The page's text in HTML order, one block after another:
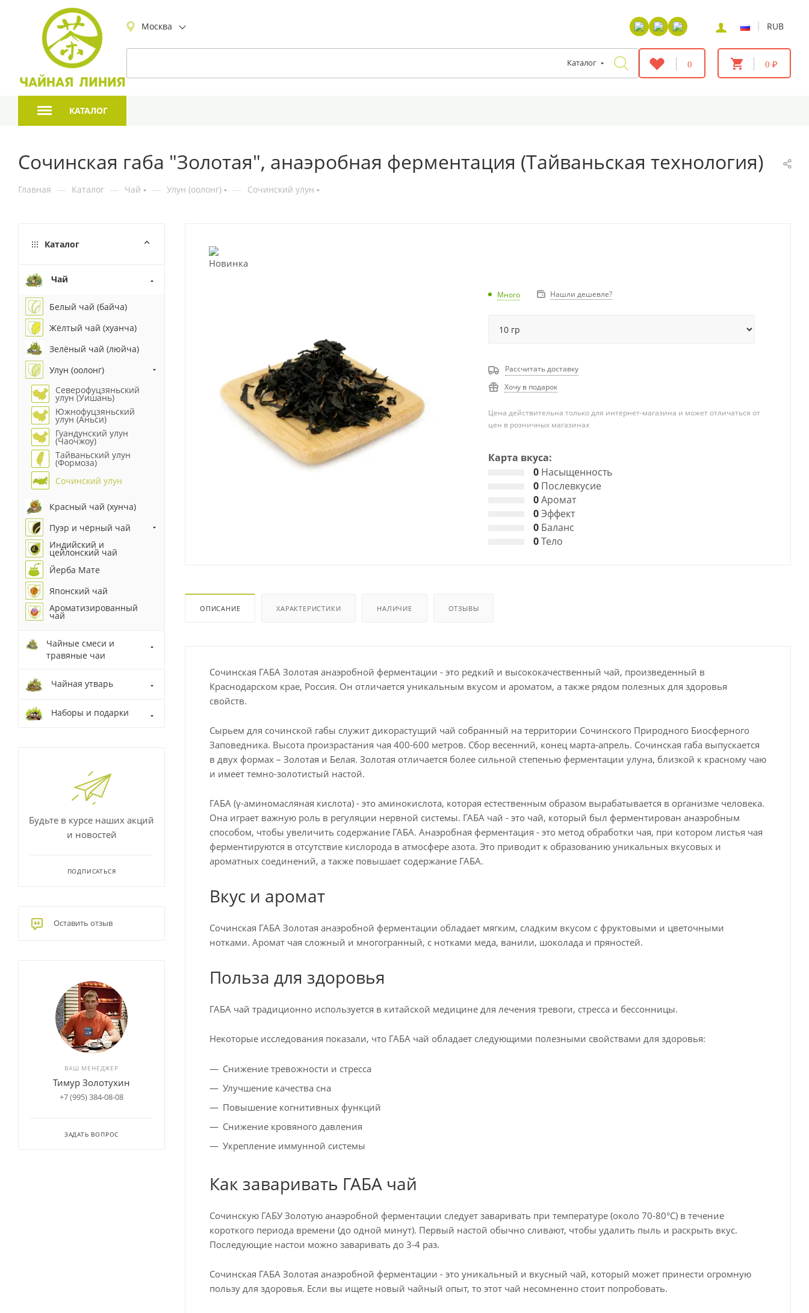
Москва | RUB
Каталог 0 0 ₽
КАТАЛОГ
Сочинская габа "Золотая", анаэробная ферментация (Тайваньская технология)
Главная — Каталог — Чай — Улун (оолонг) — Сочинский улун
Много Нашли дешевле?
Рассчитать доставку
Хочу в подарок
Цена действительна только для интернет-магазина и может отличаться от
цен в розничных магазинах
Карта вкуса:
0Насыщенность
0Послевкусие
0Аромат
0Эффект
0Баланс
0Тело
ОПИСАНИЕ ХАРАКТЕРИСТИКИ НАЛИЧИЕ ОТЗЫВЫ
Сочинская ГАБА Золотая анаэробной ферментации - это редкий и высококачественный чай, произведенный в
Краснодарском крае, Россия. Он отличается уникальным вкусом и ароматом, а также рядом полезных для здоровья
свойств.
Сырьем для сочинской габы служит дикорастущий чай собранный на территории Сочинского Природного Биосферного
Заповедника. Высота произрастания чая 400-600 метров. Сбор весенний, конец марта-апрель. Сочинская габа выпускается
в двух формах – Золотая и Белая. Золотая отличается более сильной степенью ферментации улуна, близкой к красному чаю
и имеет темно-золотистый настой.
ГАБА (γ-аминомасляная кислота) - это аминокислота, которая естественным образом вырабатывается в организме человека.
Она играет важную роль в регуляции нервной системы. ГАБА чай - это чай, который был ферментирован анаэробным
способом, чтобы увеличить содержание ГАБА. Анаэробная ферментация - это метод обработки чая, при котором листья чая
ферментируются в отсутствие кислорода в атмосфере азота. Это приводит к образованию уникальных вкусовых и
ароматных соединений, а также повышает содержание ГАБА.
Вкус и аромат
Сочинская ГАБА Золотая анаэробной ферментации обладает мягким, сладким вкусом с фруктовыми и цветочными
нотками. Аромат чая сложный и многогранный, с нотками меда, ванили, шоколада и пряностей.
Польза для здоровья
ГАБА чай традиционно используется в китайской медицине для лечения тревоги, стресса и бессонницы.
Некоторые исследования показали, что ГАБА чай обладает следующими полезными свойствами для здоровья:
Снижение тревожности и стресса
Улучшение качества сна
Повышение когнитивных функций
Снижение кровяного давления
Укрепление иммунной системы
Как заваривать ГАБА чай
Сочинскую ГАБУ Золотую анаэробной ферментации следует заваривать при температуре (около 70-80°C) в течение
короткого периода времени (до одной минут). Первый настой обычно сливают, чтобы удалить пыль и раскрыть вкус.
Последующие настои можно заваривать до 3-4 раз.
Сочинская ГАБА Золотая анаэробной ферментации - это уникальный и вкусный чай, который может принести огромную
пользу для здоровья. Если вы ищете новый чайный опыт, то этот чай несомненно стоит попробовать.
Каталог
Чай
Белый чай (байча)
Жёлтый чай (хуанча)
Зелёный чай (люйча)
Улун (оолонг)
Северофуцзяньский
улун (Уишань)
Южнофуцзяньский
улун (Аньси)
Гуандунский улун
(Чаочжоу)
Тайваньский улун
(Формоза)
Сочинский улун
Красный чай (хунча)
Пуэр и чёрный чай
Индийский и
цейлонский чай
Йерба Мате
Японский чай
Ароматизированный
чай
Чайные смеси и
травяные чаи
Чайная утварь
Наборы и подарки
Будьте в курсе наших акций
и новостей
ПОДПИСАТЬСЯ
Оставить отзыв
ВАШ МЕНЕДЖЕР
Тимур Золотухин
+7 (995) 384-08-08
ЗАДАТЬ ВОПРОС